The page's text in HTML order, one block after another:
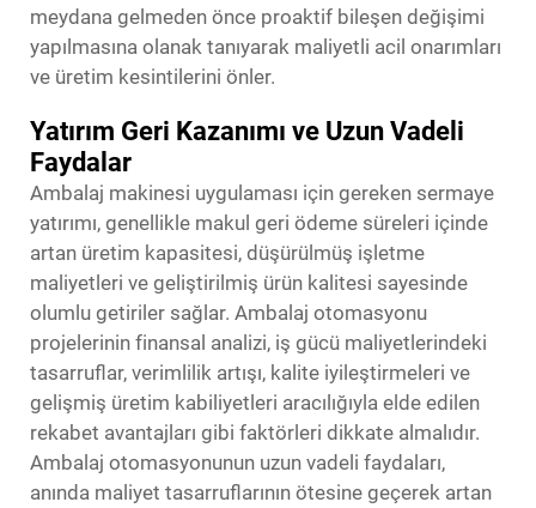
meydana gelmeden önce proaktif bileşen değişimi
yapılmasına olanak tanıyarak maliyetli acil onarımları
ve üretim kesintilerini önler.
Yatırım Geri Kazanımı ve Uzun Vadeli
Faydalar
Ambalaj makinesi uygulaması için gereken sermaye
yatırımı, genellikle makul geri ödeme süreleri içinde
artan üretim kapasitesi, düşürülmüş işletme
maliyetleri ve geliştirilmiş ürün kalitesi sayesinde
olumlu getiriler sağlar. Ambalaj otomasyonu
projelerinin finansal analizi, iş gücü maliyetlerindeki
tasarruflar, verimlilik artışı, kalite iyileştirmeleri ve
gelişmiş üretim kabiliyetleri aracılığıyla elde edilen
rekabet avantajları gibi faktörleri dikkate almalıdır.
Ambalaj otomasyonunun uzun vadeli faydaları,
anında maliyet tasarruflarının ötesine geçerek artan